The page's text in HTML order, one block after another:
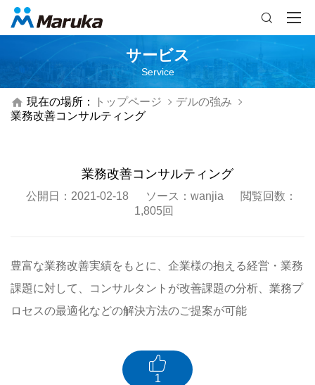

サービス
Service
 現在の場所： トップページ
デルの強み
業務改善コンサルティング
業務改善コンサルティング
公開日：2021-02-18 ソース：wanjia
閲覧回数：
1,805回
豊富な業務改善実績をもとに、企業様の抱える経営・業務
課題に対して、コンサルタントが改善課題の分析、業務プ
ロセスの最適化などの解決方法のご提案が可能

1